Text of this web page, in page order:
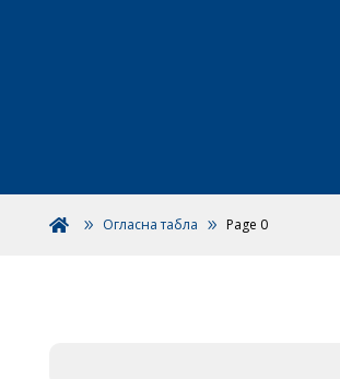
 Огласна табла Page 0